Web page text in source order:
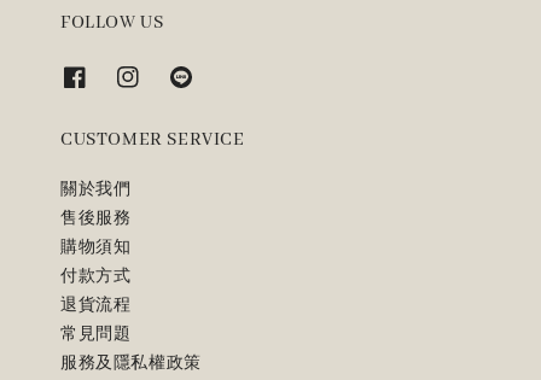
FOLLOW US
CUSTOMER SERVICE
關於我們
售後服務
購物須知
付款方式
退貨流程
常見問題
服務及隱私權政策